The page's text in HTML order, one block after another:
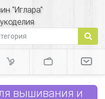
"Иглара"
вышивания и